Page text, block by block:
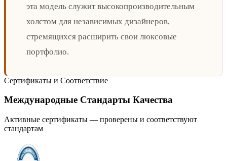
эта модель служит высокопроизводительным
холстом для независимых дизайнеров,
стремящихся расширить свои люксовые
портфолио.
Сертификаты и Соответствие
Международные Стандарты Качества
Активные сертификаты — проверены и соответствуют
стандартам